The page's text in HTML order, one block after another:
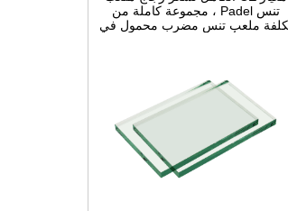
الصين ، أنظمة بناء Padel Court
داخلية وخارجية للبيع